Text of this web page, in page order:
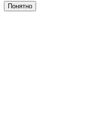
Понятно